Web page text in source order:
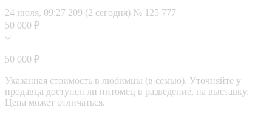
24 июля, 09:27 209 (2 сегодня) № 125 777
50 000 ₽
50 000 ₽
Указанная стоимость в любимцы (в семью). Уточняйте у
продавца доступен ли питомец в разведение, на выставку.
Цена может отличаться.